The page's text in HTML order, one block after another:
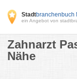
Stadtbranchenbuch
ein Angebot von
Zahnarzt
Nähe